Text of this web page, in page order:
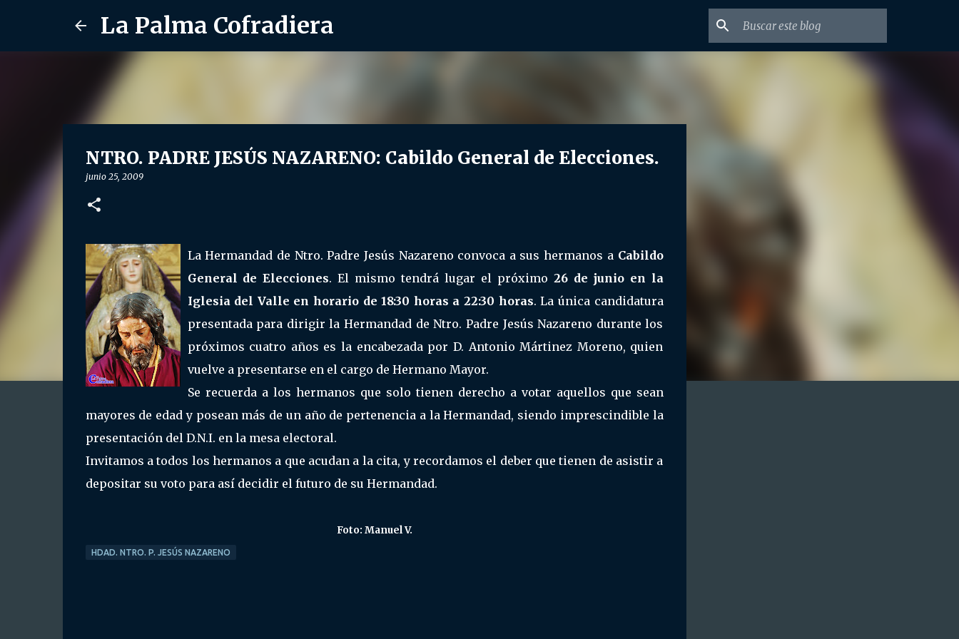
La Palma Cofradiera
NTRO. PADRE JESÚS NAZARENO: Cabildo General de Elecciones.
junio 25, 2009
La Hermandad de Ntro. Padre Jesús Nazareno convoca a sus hermanos a Cabildo
General de Elecciones. El mismo tendrá lugar el próximo 26 de junio en la
Iglesia del Valle en horario de 18:30 horas a 22:30 horas. La única candidatura
presentada para dirigir la Hermandad de Ntro. Padre Jesús Nazareno durante los
próximos cuatro años es la encabezada por D. Antonio Mártinez Moreno, quien
vuelve a presentarse en el cargo de Hermano Mayor.
Se recuerda a los hermanos que solo tienen derecho a votar aquellos que sean
mayores de edad y posean más de un año de pertenencia a la Hermandad, siendo imprescindible la
presentación del D.N.I. en la mesa electoral.
Invitamos a todos los hermanos a que acudan a la cita, y recordamos el deber que tienen de asistir a
depositar su voto para así decidir el futuro de su Hermandad.
Foto: Manuel V.
HDAD. NTRO. P. JESÚS NAZARENO